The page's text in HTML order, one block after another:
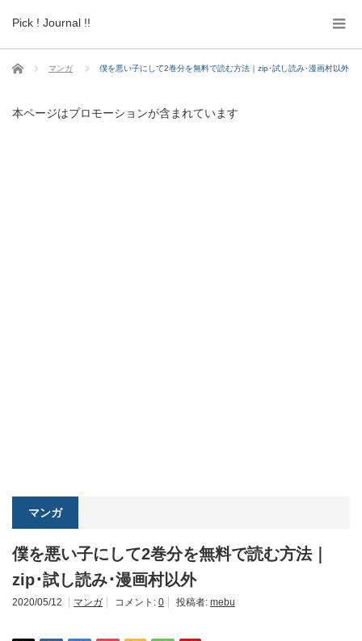
Pick ! Journal !!
ホーム マンガ 僕を悪い子にして2巻分を無料で読む方法｜zip･試し読み･漫画村以外
本ページはプロモーションが含まれています
マンガ
僕を悪い子にして2巻分を無料で読む方法｜
zip･試し読み･漫画村以外
2020/05/12 マンガ コメント: 0 投稿者: mebu